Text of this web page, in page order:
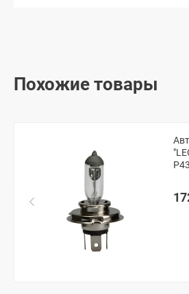
Похожие товары